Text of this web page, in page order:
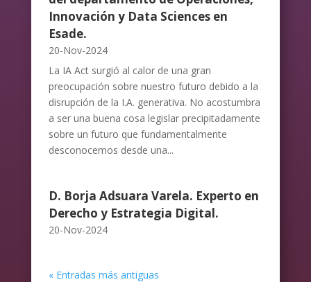
Innovación y Data Sciences en
Esade.
20-Nov-2024
La IA Act surgió al calor de una gran
preocupación sobre nuestro futuro debido a la
disrupción de la I.A. generativa. No acostumbra
a ser una buena cosa legislar precipitadamente
sobre un futuro que fundamentalmente
desconocemos desde una...
D. Borja Adsuara Varela. Experto en
Derecho y Estrategia Digital.
20-Nov-2024
« Entradas más antiguas